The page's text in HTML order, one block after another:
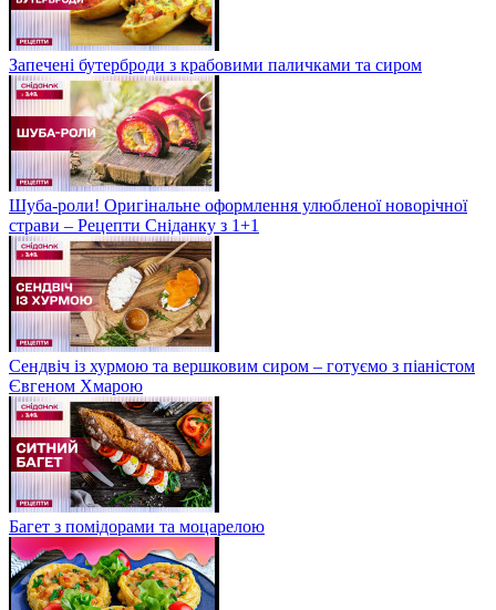
Запечені бутерброди з крабовими паличками та сиром
Шуба-роли! Оригінальне оформлення улюбленої новорічної
страви – Рецепти Сніданку з 1+1
Сендвіч із хурмою та вершковим сиром – готуємо з піаністом
Євгеном Хмарою
Багет з помідорами та моцарелою